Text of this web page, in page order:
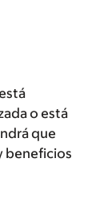
o está
que
beneficios